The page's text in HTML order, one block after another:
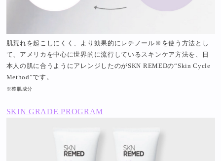
肌荒れを起こしにくく、より効果的にレチノール※を使う方法とし
て、アメリカを中心に世界的に流行しているスキンケア方法を、日
本人の肌に合うようにアレンジしたのがSKN REMEDの“Skin Cycle
Method”です。
※整肌成分
SKIN GRADE PROGRAM